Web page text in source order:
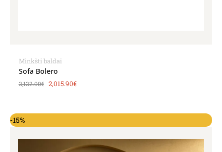
Minkšti baldai
Sofa Bolero
2,122.00€ 2,015.90€
-15%